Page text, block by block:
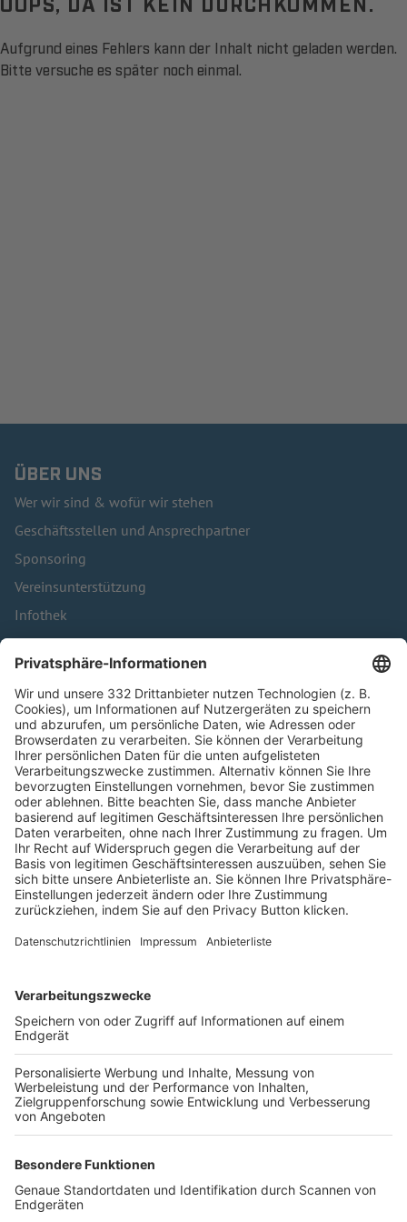
Aufgrund eines Fehlers kann der Inhalt nicht geladen werden.
Bitte versuche es später noch einmal.
ÜBER UNS
Wer wir sind & wofür wir stehen
Geschäftsstellen und Ansprechpartner
Sponsoring
Vereinsunterstützung
Infothek
Kontakt
HÄUFIG BESUCHTE SEITEN
Pässe und Vereinswechsel
Trainerausbildung
Schulungsangebot Vereinsmitarbeiter
BFV-Geschäftsstellen
Trainerbörse
Login SpielPlus
FOLGE DEM BFV
TOP-VEREINE
TOP-PARTNER